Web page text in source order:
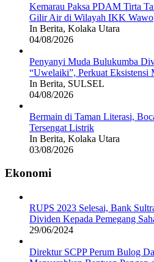
Kemarau Paksa PDAM Tirta
Gilir Air di Wilayah IKK Wawo
In Berita, Kolaka Utara
04/08/2026
Penyanyi Muda Bulukumba
“Uwelaiki”, Perkuat Eksistensi
In Berita, SULSEL
04/08/2026
Bermain di Taman Literasi,
Tersengat Listrik
In Berita, Kolaka Utara
03/08/2026
Ekonomi
RUPS 2023 Selesai, Bank
Dividen Kepada Pemegang
29/06/2024
Direktur SCPP Perum Bulog